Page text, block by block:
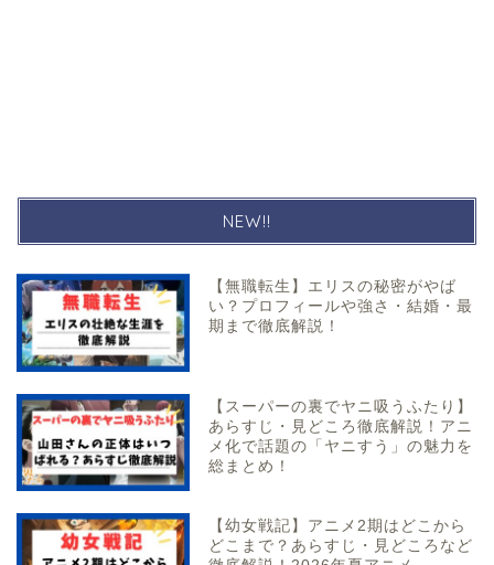
NEW!!
【無職転生】エリスの秘密がやば
い？プロフィールや強さ・結婚・最
期まで徹底解説！
【スーパーの裏でヤニ吸うふたり】
あらすじ・見どころ徹底解説！アニ
メ化で話題の「ヤニすう」の魅力を
総まとめ！
【幼女戦記】アニメ2期はどこから
どこまで？あらすじ・見どころなど